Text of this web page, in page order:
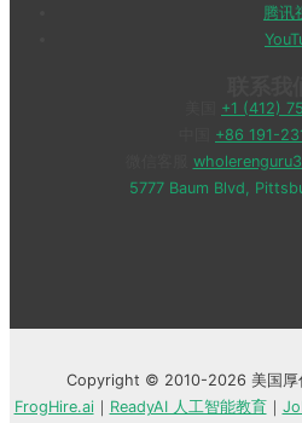
腾讯
+1 (412)
+86 191-
wholerenguru3
5777 Baum Blvd,
Copyright © 2010-2026 美国厚
FrogHire.ai｜ ReadyAI 人工智能教育｜